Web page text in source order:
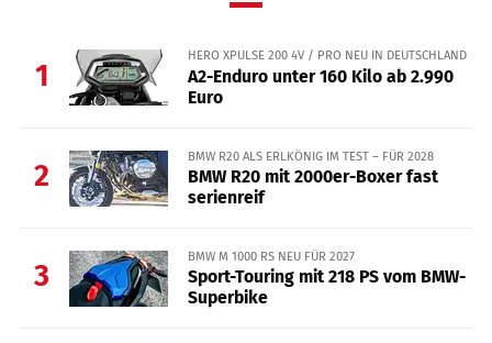
1
HERO XPULSE 200 4V / PRO NEU IN DEUTSCHLAND
A2-Enduro unter 160 Kilo ab 2.990
Euro
2
BMW R20 ALS ERLKÖNIG IM TEST – FÜR 2028
BMW R20 mit 2000er-Boxer fast
serienreif
3
BMW M 1000 RS NEU FÜR 2027
Sport-Touring mit 218 PS vom BMW-
Superbike